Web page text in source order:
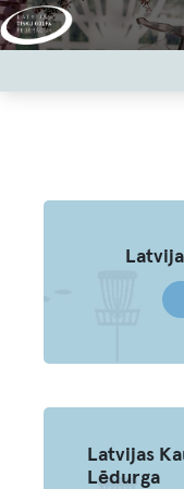
Pārlekt
uz
menu
Latvijas
Lēdurga